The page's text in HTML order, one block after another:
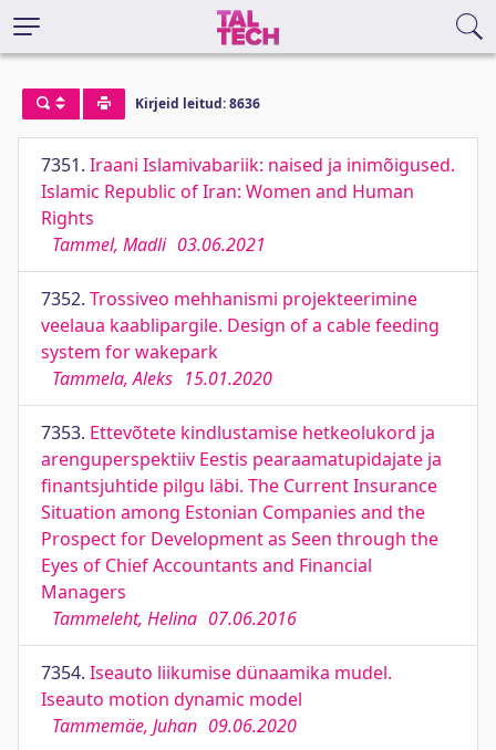
Kirjeid leitud: 8636
7351. Iraani Islamivabariik: naised ja inimõigused.
Islamic Republic of Iran: Women and Human
Rights
Tammel, Madli 03.06.2021
7352. Trossiveo mehhanismi projekteerimine
veelaua kaablipargile. Design of a cable feeding
system for wakepark
Tammela, Aleks 15.01.2020
7353. Ettevõtete kindlustamise hetkeolukord ja
arenguperspektiiv Eestis pearaamatupidajate ja
finantsjuhtide pilgu läbi. The Current Insurance
Situation among Estonian Companies and the
Prospect for Development as Seen through the
Eyes of Chief Accountants and Financial
Managers
Tammeleht, Helina 07.06.2016
7354. Iseauto liikumise dünaamika mudel.
Iseauto motion dynamic model
Tammemäe, Juhan 09.06.2020